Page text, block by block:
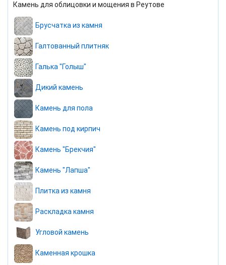
Камень для облицовки и мощения в Реутове
Брусчатка из камня
Галтованный плитняк
Галька "Голыш"
Дикий камень
Камень для пола
Камень под кирпич
Камень "Брекчия"
Камень "Лапша"
Плитка из камня
Раскладка камня
Угловой камень
Каменная крошка